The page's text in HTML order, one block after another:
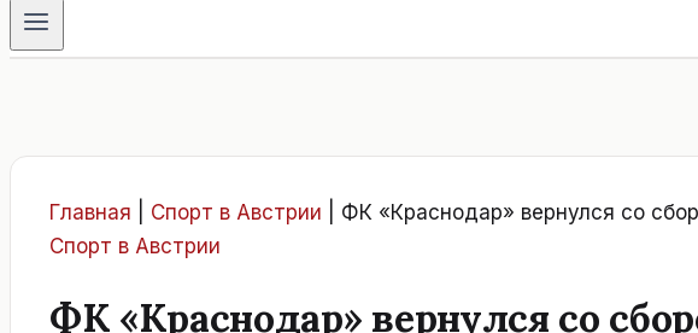
Главная Спорт в Австрии
ФК «Краснодар» вернулся со
Спорт в Австрии
ФК «Краснодар» вернулся со